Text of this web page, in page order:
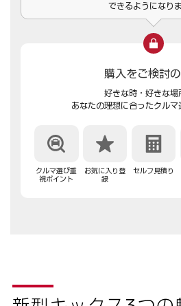
できるようになりま
購入をご検討
好きな時・好きな場
あなたの理想に合ったクルマ
クルマ選び重
視ポイント
お気に入り登
録
セルフ見積り